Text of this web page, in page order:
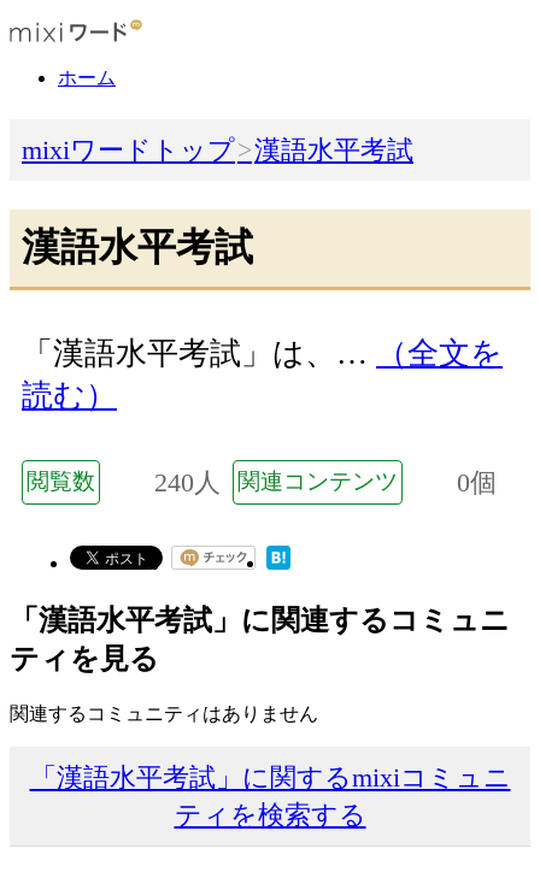
ホーム
mixiワードトップ 漢語水平考試
漢語水平考試
「漢語水平考試」は、…
（全文を
読む）
閲覧数 240人 関連コンテンツ 0個
「漢語水平考試」に関連するコミュニ
ティを見る
関連するコミュニティはありません
「漢語水平考試」に関するmixiコミュニ
ティを検索する